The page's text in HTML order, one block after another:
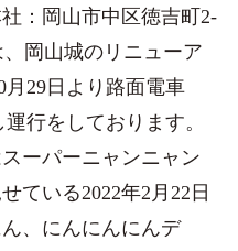
：岡山市中区徳吉町2-
岡山城のリニューア
月29日より路面電車
行をしております。
ーパーニャンニャン
ている2022年2月22日
、にんにんにんデ